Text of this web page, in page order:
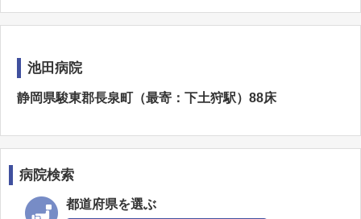
池田病院
静岡県駿東郡長泉町（最寄：下土狩駅）88床
病院検索
都道府県を選ぶ